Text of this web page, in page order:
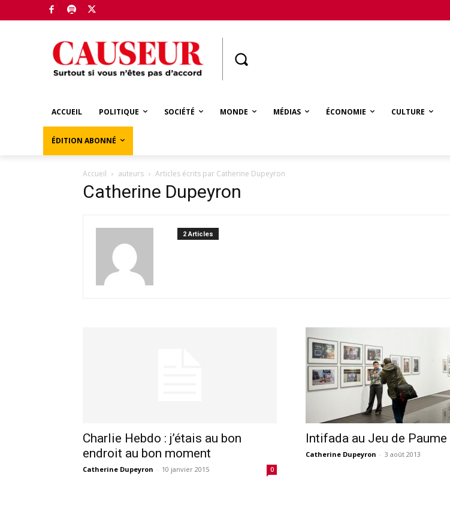
ACCUEIL POLITIQUE SOCIÉTÉ MONDE MÉDIAS ÉCONOMIE CULTURE
ÉDITION ABONNÉ
Accueil auteurs Articles écrits par Catherine Dupeyron
Catherine Dupeyron
2 Articles
Charlie Hebdo : j’étais au bon
endroit au bon moment
Catherine Dupeyron - 10 janvier 2015 0
Intifada au Jeu de Paume
Catherine Dupeyron - 3 août 2013